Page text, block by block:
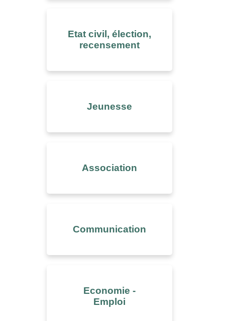
Etat civil, élection,
recensement
Jeunesse
Association
Communication
Economie -
Emploi